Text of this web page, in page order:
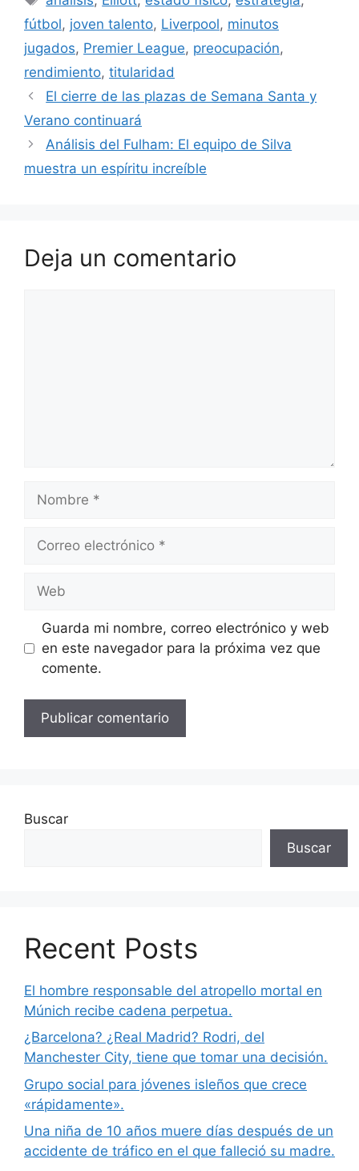
fútbol, joven talento, Liverpool, minutos
jugados, Premier League, preocupación,
rendimiento, titularidad
El cierre de las plazas de Semana Santa y
Verano continuará
Análisis del Fulham: El equipo de Silva
muestra un espíritu increíble
Deja un comentario
Nombre
Correo
Web
Guarda mi nombre, correo electrónico y web
en este navegador para la próxima vez que
comente.
Buscar
Buscar
Recent Posts
El hombre responsable del atropello mortal en
Múnich recibe cadena perpetua.
¿Barcelona? ¿Real Madrid? Rodri, del
Manchester City, tiene que tomar una decisión.
Grupo social para jóvenes isleños que crece
«rápidamente».
Una niña de 10 años muere días después de un
accidente de tráfico en el que falleció su madre.